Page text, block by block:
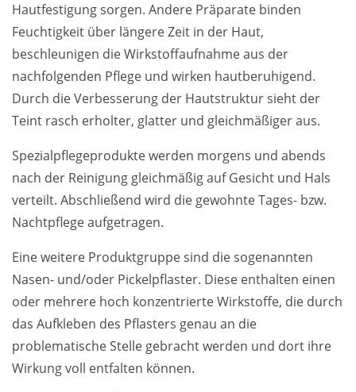
Hautfestigung sorgen. Andere Präparate binden
Feuchtigkeit über längere Zeit in der Haut,
beschleunigen die Wirkstoffaufnahme aus der
nachfolgenden Pflege und wirken hautberuhigend.
Durch die Verbesserung der Hautstruktur sieht der
Teint rasch erholter, glatter und gleichmäßiger aus.
Spezialpflegeprodukte werden morgens und abends
nach der Reinigung gleichmäßig auf Gesicht und Hals
verteilt. Abschließend wird die gewohnte Tages- bzw.
Nachtpflege aufgetragen.
Eine weitere Produktgruppe sind die sogenannten
Nasen- und/oder Pickelpflaster. Diese enthalten einen
oder mehrere hoch konzentrierte Wirkstoffe, die durch
das Aufkleben des Pflasters genau an die
problematische Stelle gebracht werden und dort ihre
Wirkung voll entfalten können.